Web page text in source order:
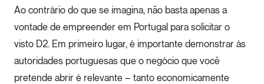
Ao contrário do que se imagina, não basta apenas a
vontade de empreender em Portugal para solicitar o
visto D2. Em primeiro lugar, é importante demonstrar às
autoridades portuguesas que o negócio que você
pretende abrir é relevante – tanto economicamente